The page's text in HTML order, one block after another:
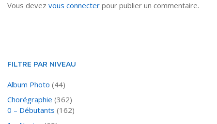
Vous devez vous connecter pour publier un commentaire.
FILTRE PAR NIVEAU
Album Photo (44)
Chorégraphie (362)
0 – Débutants (162)